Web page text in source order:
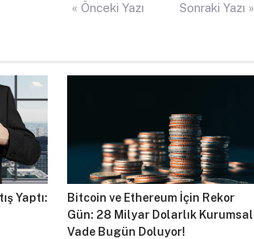
« Önceki Yazı Sonraki Yazı »
Yaptı:
Bitcoin ve Ethereum İçin Rekor
Gün: 28 Milyar Dolarlık Kurumsal
Vade Bugün Doluyor!